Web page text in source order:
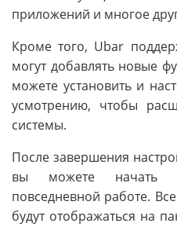
приложений и многое
Кроме того, Ubar
могут добавлять новые
можете установить и
усмотрению, чтобы
системы.
После завершения
вы можете начать
повседневной работе.
будут отображаться на